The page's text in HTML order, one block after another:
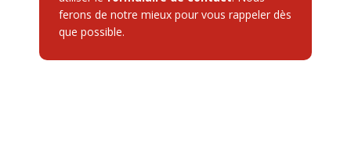
ferons de notre mieux pour vous rappeler dès
que possible.